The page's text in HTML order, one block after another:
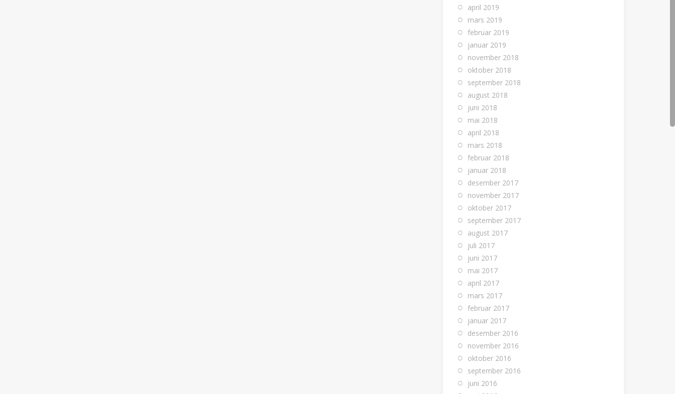
april 2019
mars 2019
februar 2019
januar 2019
november 2018
oktober 2018
september 2018
august 2018
juni 2018
mai 2018
april 2018
mars 2018
februar 2018
januar 2018
desember 2017
november 2017
oktober 2017
september 2017
august 2017
juli 2017
juni 2017
mai 2017
april 2017
mars 2017
februar 2017
januar 2017
desember 2016
november 2016
oktober 2016
september 2016
juni 2016